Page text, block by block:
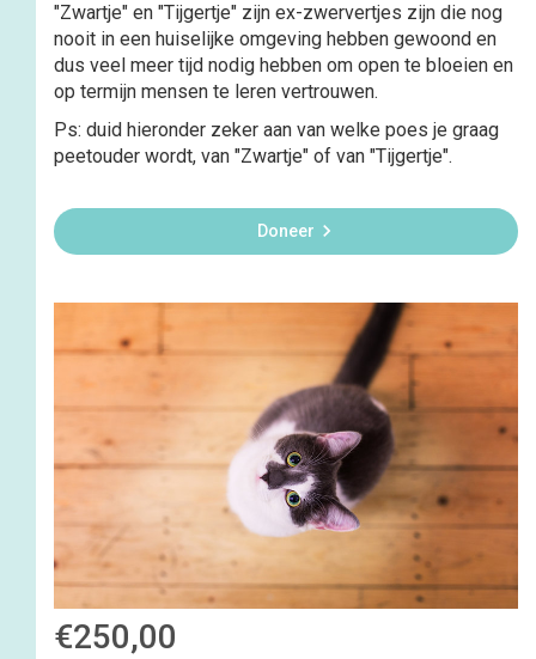
"Zwartje" en "Tijgertje" zijn ex-zwervertjes zijn die nog
nooit in een huiselijke omgeving hebben gewoond en
dus veel meer tijd nodig hebben om open te bloeien en
op termijn mensen te leren vertrouwen.
Ps: duid hieronder zeker aan van welke poes je graag
peetouder wordt, van "Zwartje" of van "Tijgertje".
Doneer 
€250,00